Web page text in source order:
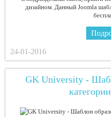
дизайном. Данный Joomla
24-01-2016
GK University -